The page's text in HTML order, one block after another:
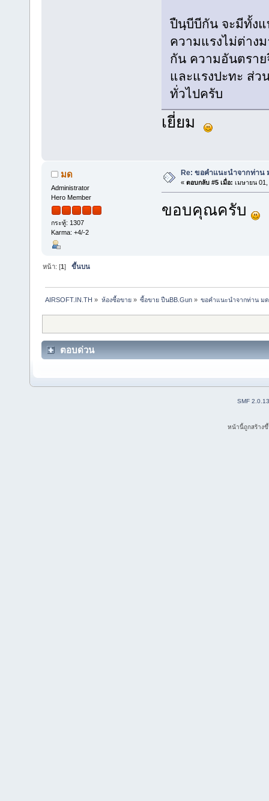
ปืนฺบีบีกัน จะมีทั้ง
ความแรงไม่ต่าง
กัน ความอันตรา
และแรงปะทะ ส่ว
ทั่วไปครับ
เยี่ยม
มด
Administrator
Hero Member
กระทู้: 1307
Karma: +4/-2
Re: ขอคำแนะนำจากท่าน
« ตอบกลับ #5 เมื่อ: เมษายน
ขอบคุณครับ
หน้า: [1]ขึ้นบน
AIRSOFT.IN.TH » ห้องซื้อขาย» ซื้อขาย ปืนBB.Gun» ขอคำแนะนำจากท่าน มด
ตอบด่วน
SMF 2.0.13
หน้านี้ถูกสร้าง